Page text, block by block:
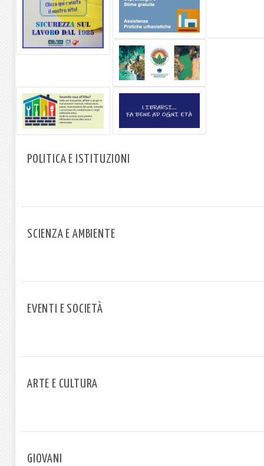
POLITICA E ISTITUZIONI
SCIENZA E AMBIENTE
EVENTI E SOCIETÀ
ARTE E CULTURA
GIOVANI